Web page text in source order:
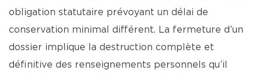
obligation statutaire prévoyant un délai de
conservation minimal différent. La fermeture d’un
dossier implique la destruction complète et
définitive des renseignements personnels qu’il